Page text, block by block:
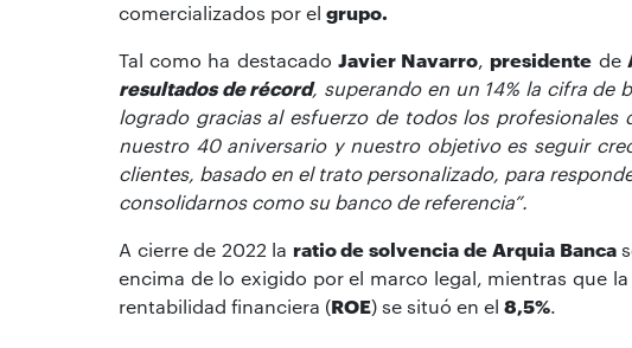
comercializados por el grupo.
Tal como ha destacado Javier Navarro, presidente de
resultados de récord, superando en un 14% la cifra de
logrado gracias al esfuerzo de todos los
nuestro 40 aniversario y nuestro objetivo es seguir
clientes, basado en el trato personalizado, para
consolidarnos como su banco de referencia”.
A cierre de 2022 la ratio de solvencia de Arquia Banca
encima de lo exigido por el marco legal, mientras que la
rentabilidad financiera (ROE) se situó en el 8,5%.